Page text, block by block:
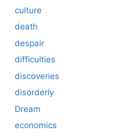
culture
death
despair
difficulties
discoveries
disorderly
Dream
economics